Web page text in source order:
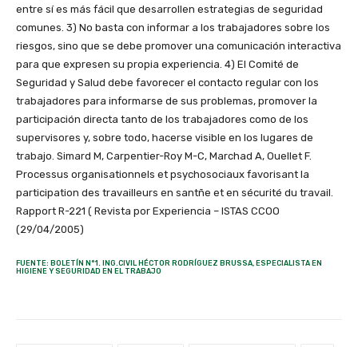
entre sí es más fácil que desarrollen estrategias de seguridad
comunes. 3) No basta con informar a los trabajadores sobre los
riesgos, sino que se debe promover una comunicación interactiva
para que expresen su propia experiencia. 4) El Comité de
Seguridad y Salud debe favorecer el contacto regular con los
trabajadores para informarse de sus problemas, promover la
participación directa tanto de los trabajadores como de los
supervisores y, sobre todo, hacerse visible en los lugares de
trabajo. Simard M, Carpentier-Roy M-C, Marchad A, Ouellet F.
Processus organisationnels et psychosociaux favorisant la
participation des travailleurs en santñe et en sécurité du travail.
Rapport R-221 ( Revista por Experiencia – ISTAS CCOO
(29/04/2005)
FUENTE: BOLETÍN N°1. ING.CIVIL HÉCTOR RODRÍGUEZ BRUSSA, ESPECIALISTA EN
HIGIENE Y SEGURIDAD EN EL TRABAJO